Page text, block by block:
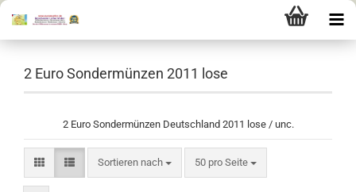
2 Euro Sondermünzen 2011 lose
2 Euro Sondermünzen Deutschland 2011 lose / unc.
Sortieren nach
Sortieren nach 50 pro Seite
pro Seite